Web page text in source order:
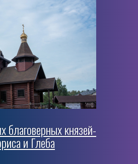
благоверных князей-
и Глеба